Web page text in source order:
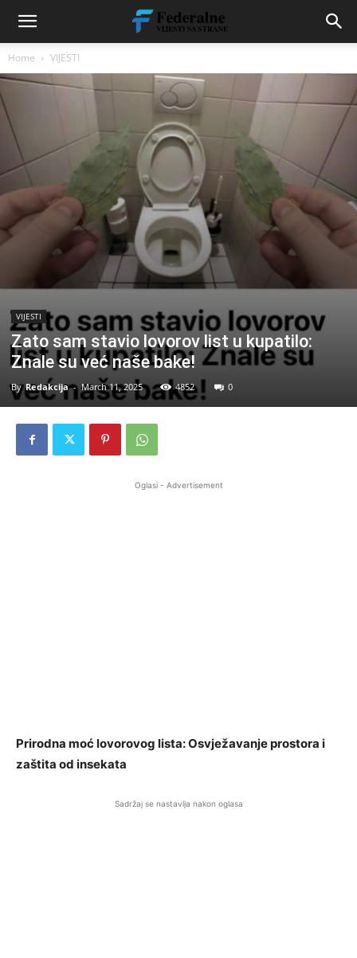
Home VIJESTI
VIJESTI
Zato sam stavio lovorov list u kupatilo:
Znale su već naše bake!
By Redakcija - March 11, 2025 4852 0
Oglasi - Advertisement
Prirodna moć lovorovog lista: Osvježavanje prostora i
zaštita od insekata
Sadržaj se nastavlja nakon oglasa